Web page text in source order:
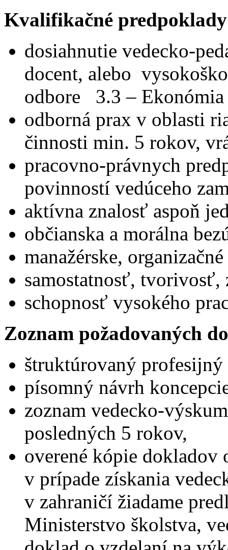
Kvalifikačné
dosiahnutie vedecko-
docent, alebo
odbore 3.3 – Ekonómia
odborná prax v oblasti
činnosti min. 5 rokov,
pracovno-právnych
povinností vedúceho
aktívna znalosť aspoň
občianska a morálna
manažérske,
samostatnosť, tvorivosť,
schopnosť vysokého
Zoznam požadovaných
štruktúrovaný
písomný návrh
zoznam vedecko-
posledných 5 rokov,
overené kópie dokladov
v prípade získania
v zahraničí žiadame
Ministerstvo školstva,